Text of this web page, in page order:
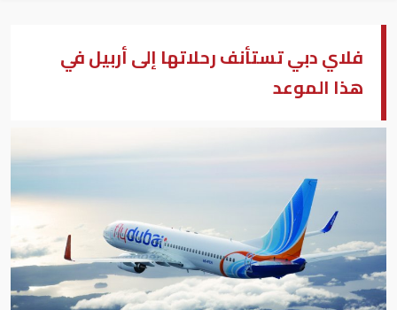
فلاي دبي تستأنف رحلاتها إلى أربيل في
هذا الموعد